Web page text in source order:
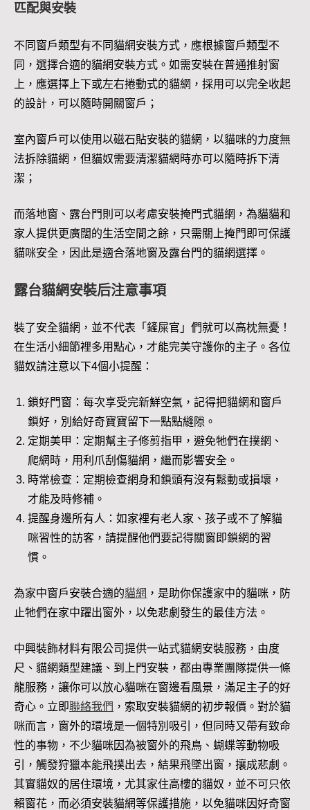
匹配與安裝
不同窗戶類型有不同貓網安裝方式，應根據窗戶類型不
同，選擇合適的貓網安裝方式。如需安裝在普通推射窗
上，應選擇上下或左右捲動式的貓網，採用可以完全收起
的設計，可以隨時開關窗戶；
室內窗戶可以使用以磁石貼安裝的貓網，以貓咪的力度無
法拆除貓網，但貓奴需要清潔貓網時亦可以隨時拆下清
潔；
而落地窗、露台門則可以考慮安裝掩門式貓網，為貓貓和
家人提供更廣闊的生活空間之餘，只需關上掩門即可保護
貓咪安全，因此是適合落地窗及露台門的貓網選擇。
露台貓網安裝后注意事項
裝了安全貓網，並不代表「鏟屎官」們就可以高枕無憂！
在生活小細節裡多用點心，才能完美守護你的主子。各位
貓奴請注意以下4個小提醒：
鎖好門窗：每次享受完新鮮空氣，記得把貓網和窗戶
鎖好，別給好奇寶寶留下一點點縫隙。
定期美甲：定期幫主子修剪指甲，避免牠們在撲網、
爬網時，用利爪刮傷貓網，繼而影響安全。
時常檢查：定期檢查網身和鎖頭有沒有鬆動或損壞，
才能及時修補。
提醒身邊所有人：如家裡有老人家、孩子或不了解貓
咪習性的訪客，請提醒他們要記得關窗即鎖網的習
慣。
為家中窗戶安裝合適的貓網 ，是助你保護家中的貓咪，防
止牠們在家中躍出窗外，以免悲劇發生的最佳方法。
中興裝飾材料有限公司提供一站式貓網安裝服務，由度
尺、貓網類型建議、到上門安裝，都由專業團隊提供一條
龍服務，讓你可以放心貓咪在窗邊看風景，滿足主子的好
奇心。立即聯絡我們 ，索取安裝貓網的初步報價。對於貓
咪而言，窗外的環境是一個特別吸引，但同時又帶有致命
性的事物，不少貓咪因為被窗外的飛鳥、蝴蝶等動物吸
引，觸發狩獵本能飛撲出去，結果飛墜出窗，攘成悲劇。
其實貓奴的居住環境，尤其家住高樓的貓奴，並不可只依
賴窗花，而必須安裝貓網等保護措施，以免貓咪因好奇窗